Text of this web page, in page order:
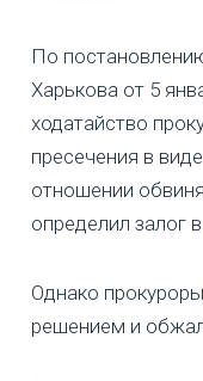
По
Харькова от 5
ходатайство
пресечения в
отношении
определил залог
Однако
решением и